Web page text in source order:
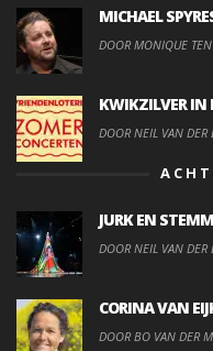
MICHAEL
DOOR MONIQUE
KWIKZILVER IN
DOOR NEIL VAN DER
JURK EN
DOOR NEIL VAN DER
CORINA VAN
DOOR BO VAN DER